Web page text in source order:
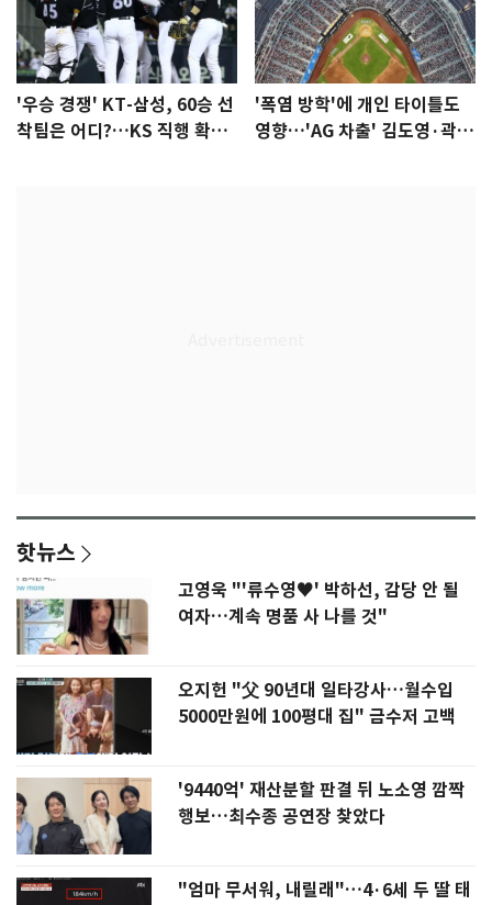
'우승 경쟁' KT-삼성, 60승 선
착팀은 어디?…KS 직행 확률
'폭염 방학'에 개인 타이틀도
영향…'AG 차출' 김도영·곽빈
핫뉴스
고영욱 "'류수영♥' 박하선, 감당 안 될
여자…계속 명품 사 나를 것"
오지헌 "父 90년대 일타강사…월수입
5000만원에 100평대 집" 금수저 고백
'9440억' 재산분할 판결 뒤 노소영 깜짝
행보…최수종 공연장 찾았다
"엄마 무서워, 내릴래"…4·6세 두 딸 태